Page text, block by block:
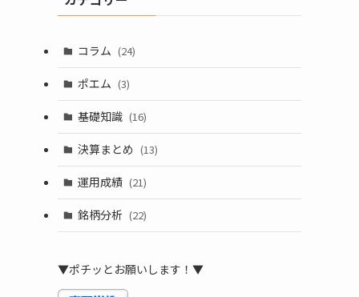
コラム (24)
ポエム (3)
基礎知識 (16)
決算まとめ (13)
運用成績 (21)
銘柄分析 (22)
▼ポチッとお願いします！▼